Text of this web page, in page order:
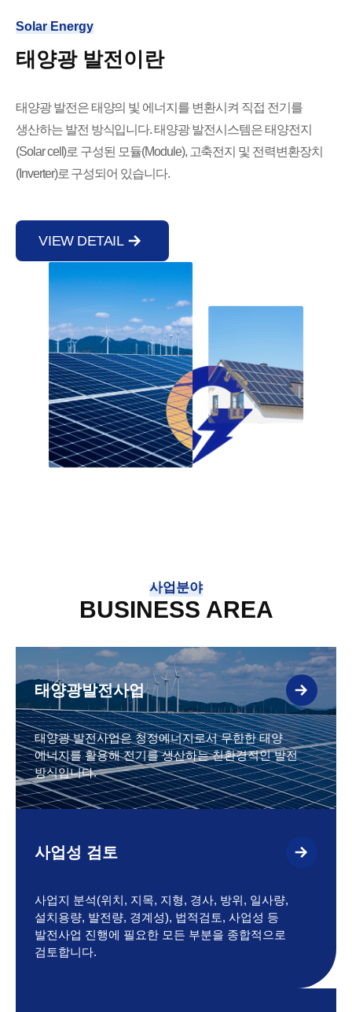
새로운 가치를 창조하는 에너지 산업의 변화를 이끌어가겠습니다.
Solar Energy
태양광 발전이란
태양광 발전은 태양의 빛 에너지를 변환시켜 직접 전기를
생산하는 발전 방식입니다.태양광 발전시스템은 태양전지
(Solar cell)로 구성된 모듈(Module),고축전지 및 전력변환장치
(Inverter)로 구성되어 있습니다.
VIEW DETAIL
사업분야
BUSINESS AREA
태양광발전사업
태양광 발전사업은 청정에너지로서 무한한 태양
에너지를 활용해 전기를 생산하는 친환경적인 발전
방식입니다.
사업성 검토
사업지 분석(위치, 지목, 지형, 경사, 방위, 일사량,
설치용량, 발전량, 경계성), 법적검토, 사업성 등
발전사업 진행에 필요한 모든 부분을 종합적으로
검토합니다.